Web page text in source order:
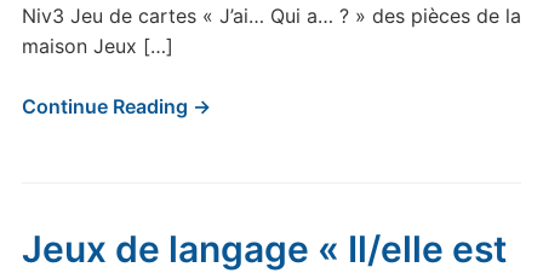
maison »
Niv3 Jeu de cartes « J’ai… Qui a… ? » des pièces de la
maison Jeux […]
Continue Reading →
Jeux de langage « Il/elle est